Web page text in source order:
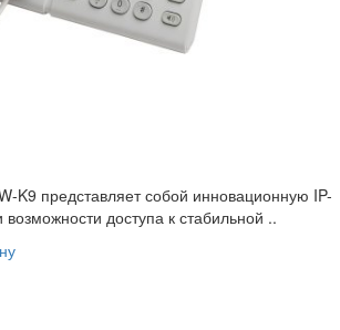
K9 представляет собой инновационную IP-
доступа к стабильной ..